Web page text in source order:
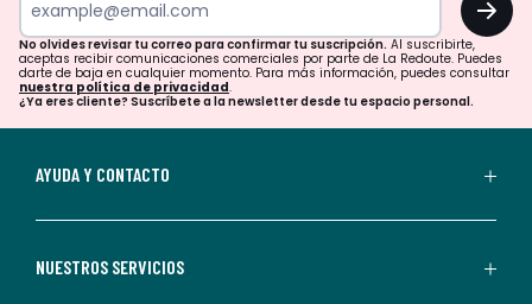
para
confirmar
tu
suscripción.
aceptas
No olvides revisar tu correo para confirmar tu suscripción. Al suscribirte,
aceptas recibir comunicaciones comerciales por parte de La Redoute. Puedes
darte de baja en cualquier momento. Para más información, puedes consultar
nuestra política de privacidad.
¿Ya eres cliente? Suscríbete a la newsletter desde tu espacio personal.
AYUDA Y CONTACTO
NUESTROS SERVICIOS